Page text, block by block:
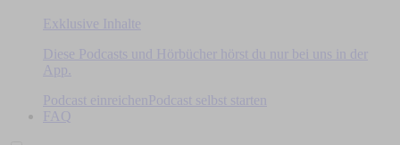
Exklusive Inhalte
Diese Podcasts und Hörbücher hörst du nur bei uns in der
App.
Podcast einreichen
Podcast selbst starten
FAQ